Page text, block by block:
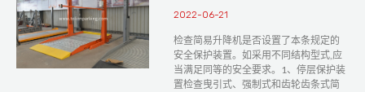
2022-06-21
检查简易升降机是否设置了本条规定的
安全保护装置。如采用不同结构型式,应
当满足同等的安全要求。1、停层保护装
置检查曳引式、强制式和齿轮齿条式简